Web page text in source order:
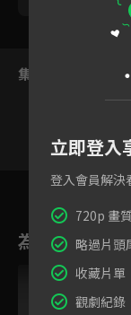
集數列表
2
為您推薦
立即登入
登入會員解決
720p 畫質
略過片頭
收藏片單
觀劇紀錄